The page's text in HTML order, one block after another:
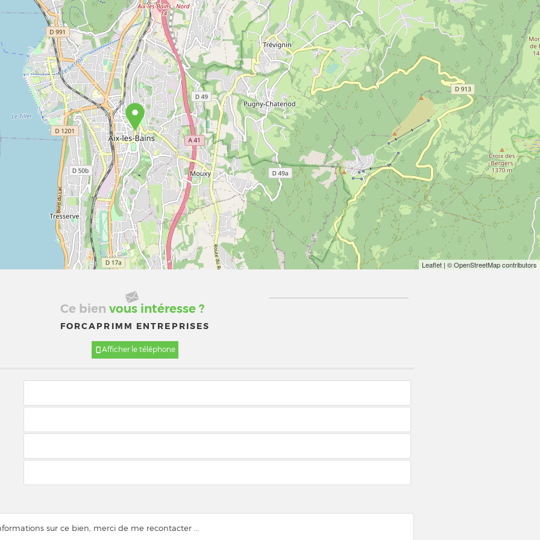
Leaflet | © OpenStreetMap contributors
Ce bien vous intéresse ?
FORCAPRIMM ENTREPRISES
Afficher le téléphone